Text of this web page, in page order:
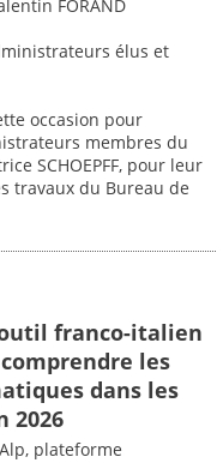
FORAND
élus et
occasion pour
membres du
SCHOEPFF, pour leur
travaux du Bureau de
franco-italien
les
dans les
2026
plateforme